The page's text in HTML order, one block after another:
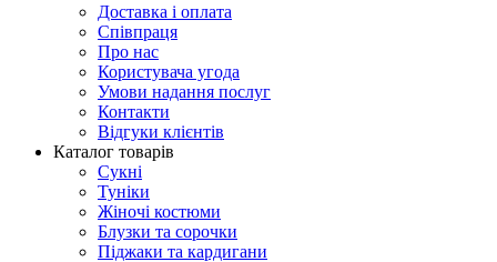
Доставка і оплата
Співпраця
Про нас
Користувача угода
Умови надання послуг
Контакти
Відгуки клієнтів
Каталог товарів
Сукні
Туніки
Жіночі костюми
Блузки та сорочки
Піджаки та кардигани